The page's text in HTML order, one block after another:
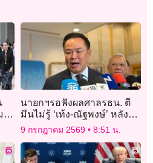
นายกฯรอฟังผลศาลรธน. ตี
มึนไม่รู้ ‘เท้ง-ณัฐพงษ์’ หลังจี้
ให้ลาออก
9 กรกฎาคม 2569 8:51 น.